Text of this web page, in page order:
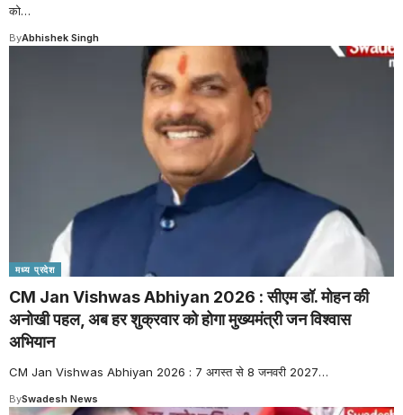
को…
ByAbhishek Singh
मध्य प्रदेश
CM Jan Vishwas Abhiyan 2026 : सीएम डॉ. मोहन की
अनोखी पहल, अब हर शुक्रवार को होगा मुख्यमंत्री जन विश्वास
अभियान
CM Jan Vishwas Abhiyan 2026 : 7 अगस्त से 8 जनवरी 2027…
BySwadesh News